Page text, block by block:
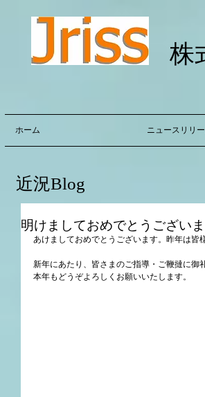
株
ホーム ニュースリリ
近況Blog
明けましておめでとうございま
あけましておめでとうございます。昨年は皆
新年にあたり、皆さまのご指導・ご鞭撻に御
本年もどうぞよろしくお願いいたします。